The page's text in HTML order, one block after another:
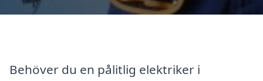
Behöver du en pålitlig elektriker i